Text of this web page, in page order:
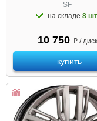
SF
на складе 8
10 750 ₽ / диск
купить